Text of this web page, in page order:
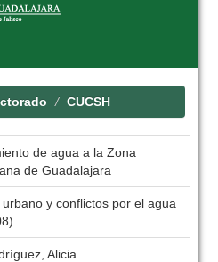
CUCSH
de agua a la Zona
de Guadalajara
y conflictos por el agua
Alicia